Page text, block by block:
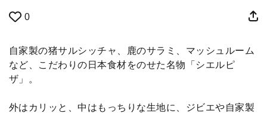
0
自家製の猪サルシッチャ、鹿のサラミ、マッシュルーム
など、こだわりの日本食材をのせた名物「シエルピ
ザ」。
外はカリッと、中はもっちりな生地に、ジビエや自家製